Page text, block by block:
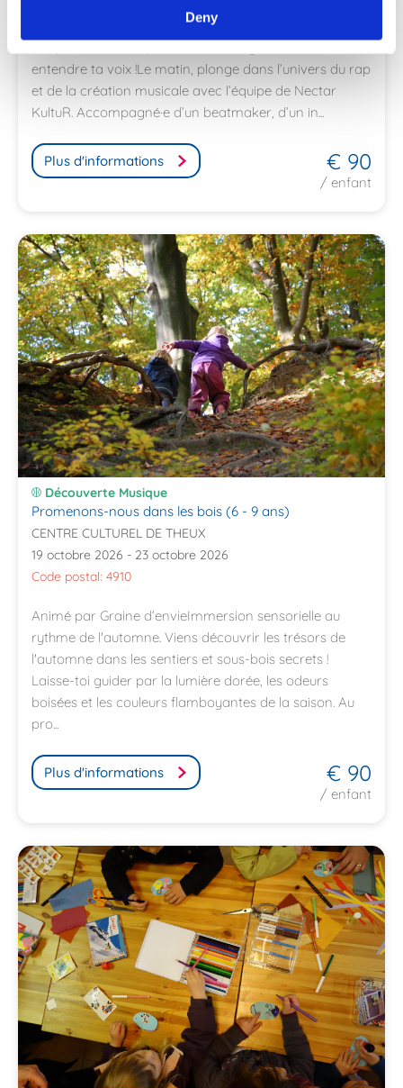
Deny
pour les 9-14 ansPar Nectar KultuR et les animateurs du
entendre ta voix !Le matin, plonge dans l’univers du rap
et de la création musicale avec l’équipe de Nectar
KultuR. Accompagné·e d’un beatmaker, d’un in...
Plus d'informations € 90
/ enfant
Découverte Musique
Promenons-nous dans les bois (6 - 9 ans)
CENTRE CULTUREL DE THEUX
19 octobre 2026 - 23 octobre 2026
Code postal: 4910
Animé par Graine d’envieImmersion sensorielle au
rythme de l'automne. Viens découvrir les trésors de
l'automne dans les sentiers et sous-bois secrets !
Laisse-toi guider par la lumière dorée, les odeurs
boisées et les couleurs flamboyantes de la saison. Au
pro...
Plus d'informations € 90
/ enfant